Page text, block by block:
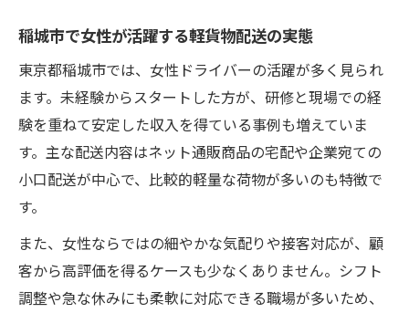
稲城市で女性が活躍する軽貨物配送の実態
東京都稲城市では、女性ドライバーの活躍が多く見られ
ます。未経験からスタートした方が、研修と現場での経
験を重ねて安定した収入を得ている事例も増えていま
す。主な配送内容はネット通販商品の宅配や企業宛ての
小口配送が中心で、比較的軽量な荷物が多いのも特徴で
す。
また、女性ならではの細やかな気配りや接客対応が、顧
客から高評価を得るケースも少なくありません。シフト
調整や急な休みにも柔軟に対応できる職場が多いため、